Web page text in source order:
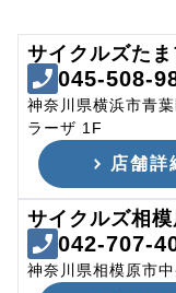
サイクルズた
045-508-
神奈川県横浜市青
ラーザ 1F
店舗詳
サイクルズ相
042-707-
神奈川県相模原市